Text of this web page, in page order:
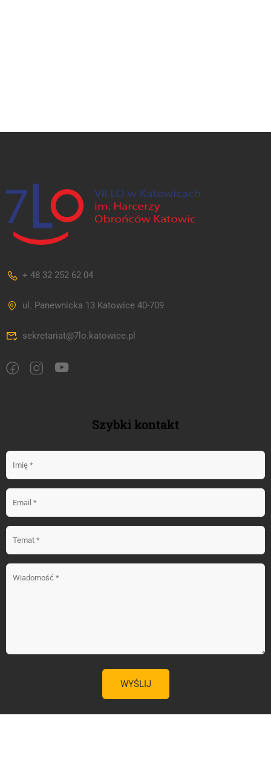
+ 48 32 252 62 04
ul. Panewnicka 13 Katowice 40-709
sekretariat@7lo.katowice.pl
Szybki kontakt